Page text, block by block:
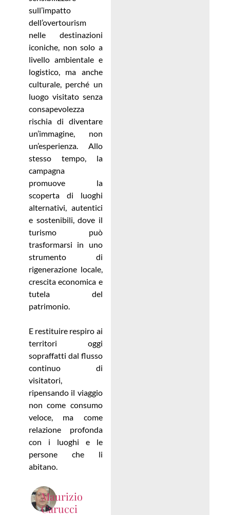
sull’impatto
dell’overtourism
nelle destinazioni
iconiche, non solo a
livello ambientale e
logistico, ma anche
culturale, perché un
luogo visitato senza
consapevolezza
rischia di diventare
un’immagine, non
un’esperienza. Allo
stesso tempo, la
campagna
promuove la
scoperta di luoghi
alternativi, autentici
e sostenibili, dove il
turismo può
trasformarsi in uno
strumento di
rigenerazione locale,
crescita economica e
tutela del
patrimonio.
E restituire respiro ai
territori oggi
sopraffatti dal flusso
continuo di
visitatori,
ripensando il viaggio
non come consumo
veloce, ma come
relazione profonda
con i luoghi e le
persone che li
abitano.
Maurizio
Carucci